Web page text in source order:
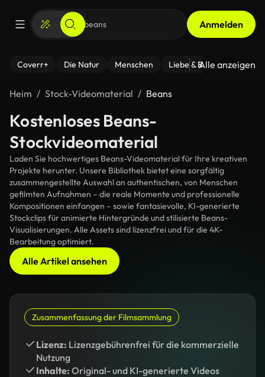
Anmelden
Coverr+ Die Natur Menschen Liebe & Beziehungen
Alle anzeigen
Heim Stock-Videomaterial Beans
Kostenloses Beans-
Stockvideomaterial
Laden Sie hochwertiges Beans-Videomaterial für Ihre kreativen
Projekte herunter. Unsere Bibliothek bietet eine sorgfältig
zusammengestellte Auswahl an authentischen, von Menschen
gefilmten Aufnahmen – die reale Momente und professionelle
Kompositionen einfangen – sowie fantasievolle, KI-generierte
Stockclips für animierte Hintergründe und stilisierte Beans-
Visualisierungen. Alle Assets sind lizenzfrei und für die 4K-
Bearbeitung optimiert.
Alle Artikel ansehen
Zusammenfassung der Filmsammlung
Lizenz: Lizenzgebührenfrei für die kommerzielle
Nutzung
Inhalte: Original- und KI-generierte Videos